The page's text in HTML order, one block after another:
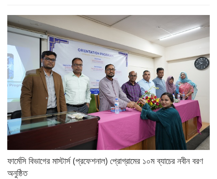
ফার্মেসি বিভাগের মাস্টার্স (প্রফেশনাল) প্রোগ্রামের ১০ম ব্যাচের নবীন বরণ
অনুষ্ঠিত